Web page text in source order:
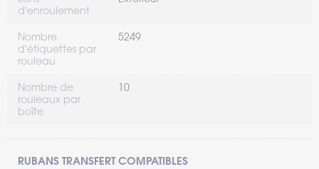
d'enroulement
Nombre
d'étiquettes par
rouleau
5249
Nombre de
rouleaux par
boîte
10
RUBANS TRANSFERT COMPATIBLES